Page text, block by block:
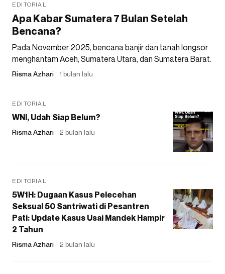
EDITORIAL
Apa Kabar Sumatera 7 Bulan Setelah
Bencana?
Pada November 2025, bencana banjir dan tanah longsor
menghantam Aceh, Sumatera Utara, dan Sumatera Barat.
Risma Azhari 1 bulan lalu
EDITORIAL
WNI, Udah Siap Belum?
Risma Azhari 2 bulan lalu
EDITORIAL
5W1H: Dugaan Kasus Pelecehan
Seksual 50 Santriwati di Pesantren
Pati: Update Kasus Usai Mandek Hampir
2 Tahun
Risma Azhari 2 bulan lalu